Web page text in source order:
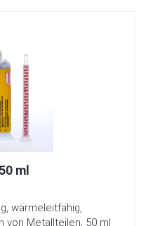
ml
wärmeleitfähig,
von Metallteilen, 50 ml